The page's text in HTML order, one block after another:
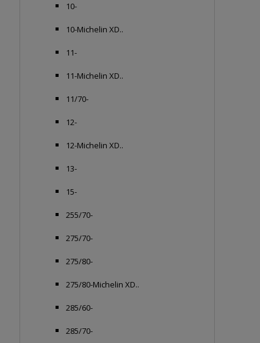
10-
10-Michelin XD..
11-
11-Michelin XD..
11/70-
12-
12-Michelin XD..
13-
15-
255/70-
275/70-
275/80-
275/80-Michelin XD..
285/60-
285/70-